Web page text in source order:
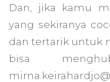
Dan, jika kamu
yang sekiranya
dan tertarik untuk
bisa